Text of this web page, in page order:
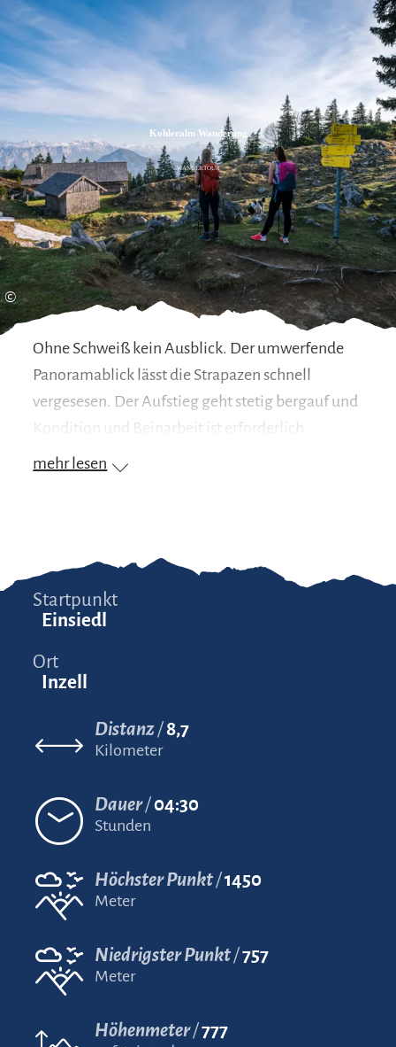
Zum
Inhalt
Zur
Suche
Zum
Footer
©
Kohleralm Wanderung
WANDERTOUR
Ohne Schweiß kein Ausblick. Der umwerfende
Panoramablick lässt die Strapazen schnell
vergesesen. Der Aufstieg geht stetig bergauf und
Kondition und Beinarbeit ist erforderlich.
mehr lesen
Startpunkt
Einsiedl
Ort
Inzell
Distanz 8,7
Kilometer
Dauer 04:30
Stunden
Höchster Punkt 1450
Meter
Niedrigster Punkt 757
Meter
Höhenmeter 777